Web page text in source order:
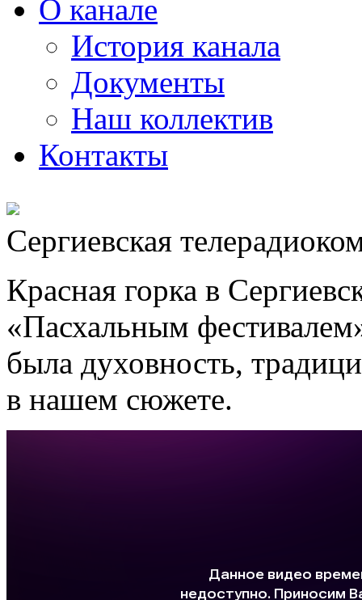
О канале
История канала
Документы
Наш коллектив
Контакты
Сергиевская
Красная горка в
«Пасхальным
была духовность,
в нашем сюжете.